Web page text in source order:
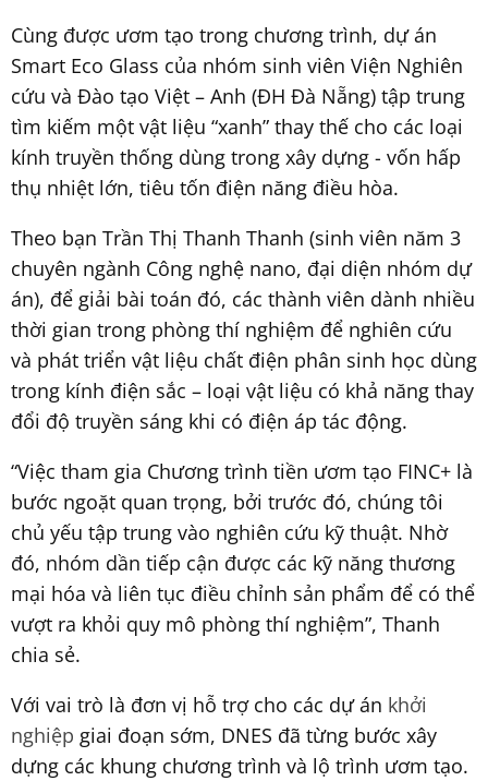
Cùng được ươm tạo trong chương trình, dự án
Smart Eco Glass của nhóm sinh viên Viện Nghiên
cứu và Đào tạo Việt – Anh (ĐH Đà Nẵng) tập trung
tìm kiếm một vật liệu “xanh” thay thế cho các loại
kính truyền thống dùng trong xây dựng - vốn hấp
thụ nhiệt lớn, tiêu tốn điện năng điều hòa.
Theo bạn Trần Thị Thanh Thanh (sinh viên năm 3
chuyên ngành Công nghệ nano, đại diện nhóm dự
án), để giải bài toán đó, các thành viên dành nhiều
thời gian trong phòng thí nghiệm để nghiên cứu
và phát triển vật liệu chất điện phân sinh học dùng
trong kính điện sắc – loại vật liệu có khả năng thay
đổi độ truyền sáng khi có điện áp tác động.
“Việc tham gia Chương trình tiền ươm tạo FINC+ là
bước ngoặt quan trọng, bởi trước đó, chúng tôi
chủ yếu tập trung vào nghiên cứu kỹ thuật. Nhờ
đó, nhóm dần tiếp cận được các kỹ năng thương
mại hóa và liên tục điều chỉnh sản phẩm để có thể
vượt ra khỏi quy mô phòng thí nghiệm”, Thanh
chia sẻ.
Với vai trò là đơn vị hỗ trợ cho các dự án khởi
nghiệp giai đoạn sớm, DNES đã từng bước xây
dựng các khung chương trình và lộ trình ươm tạo.